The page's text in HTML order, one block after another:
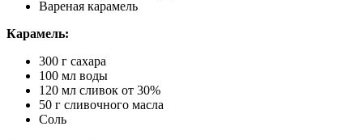
Вареная карамель
Карамель:
300 г сахара
100 мл воды
120 мл сливок от 30%
50 г сливочного масла
Соль